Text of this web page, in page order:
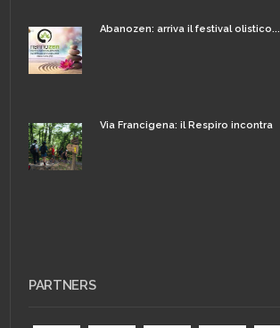
Abanozen: arriva il festival olistico...
Via Francigena: il Respiro incontra
PARTNERS